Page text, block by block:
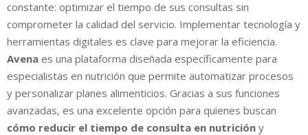
constante: optimizar el tiempo de sus consultas sin
comprometer la calidad del servicio. Implementar tecnología y
herramientas digitales es clave para mejorar la eficiencia.
Avena es una plataforma diseñada específicamente para
especialistas en nutrición que permite automatizar procesos
y personalizar planes alimenticios. Gracias a sus funciones
avanzadas, es una excelente opción para quienes buscan
cómo reducir el tiempo de consulta en nutrición y